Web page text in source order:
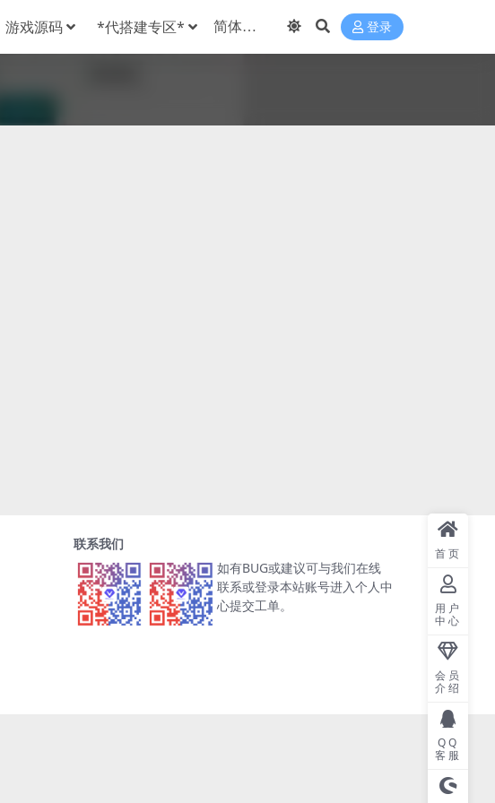
游戏源码 *代搭建专区* 登录
联系我们
如有BUG或建议可与我们在线
联系或登录本站账号进入个人中
心提交工单。
首页
用户
中心
会员
介绍
QQ
客服